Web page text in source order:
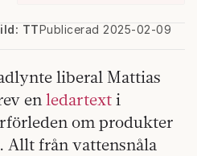
Publicerad 2025-02-09
TT
liberal Mattias
enledartext i
om produkter
Allt från vattensnåla